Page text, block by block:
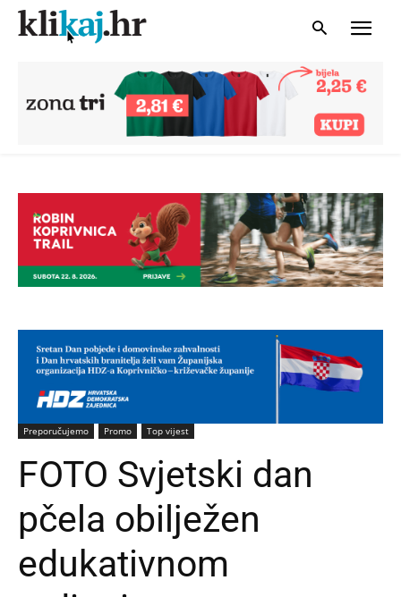
Preporučujemo Promo Top vijest
FOTO Svjetski dan
pčela obilježen
edukativnom